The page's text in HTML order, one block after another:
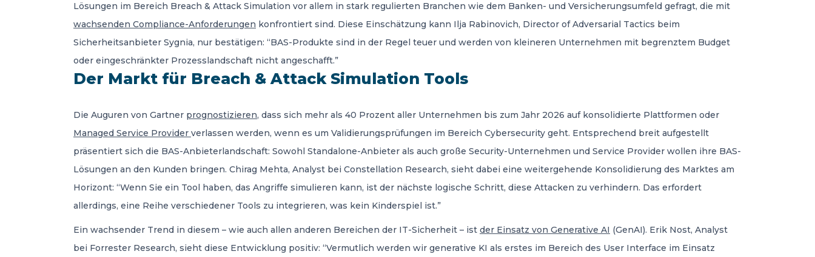
Lösungen im Bereich Breach & Attack Simulation vor allem in stark regulierten Branchen wie dem Banken- und Versicherungsumfeld gefragt, die mit
wachsenden Compliance-Anforderungen konfrontiert sind. Diese Einschätzung kann Ilja Rabinovich, Director of Adversarial Tactics beim
Sicherheitsanbieter Sygnia, nur bestätigen: “BAS-Produkte sind in der Regel teuer und werden von kleineren Unternehmen mit begrenztem Budget
oder eingeschränkter Prozesslandschaft nicht angeschafft.”
Der Markt für Breach & Attack Simulation Tools
Die Auguren von Gartner prognostizieren, dass sich mehr als 40 Prozent aller Unternehmen bis zum Jahr 2026 auf konsolidierte Plattformen oder
Managed Service Provider verlassen werden, wenn es um Validierungsprüfungen im Bereich Cybersecurity geht. Entsprechend breit aufgestellt
präsentiert sich die BAS-Anbieterlandschaft: Sowohl Standalone-Anbieter als auch große Security-Unternehmen und Service Provider wollen ihre BAS-
Lösungen an den Kunden bringen. Chirag Mehta, Analyst bei Constellation Research, sieht dabei eine weitergehende Konsolidierung des Marktes am
Horizont: “Wenn Sie ein Tool haben, das Angriffe simulieren kann, ist der nächste logische Schritt, diese Attacken zu verhindern. Das erfordert
allerdings, eine Reihe verschiedener Tools zu integrieren, was kein Kinderspiel ist.”
Ein wachsender Trend in diesem – wie auch allen anderen Bereichen der IT-Sicherheit – ist der Einsatz von Generative AI (GenAI). Erik Nost, Analyst
bei Forrester Research, sieht diese Entwicklung positiv: “Vermutlich werden wir generative KI als erstes im Bereich des User Interface im Einsatz